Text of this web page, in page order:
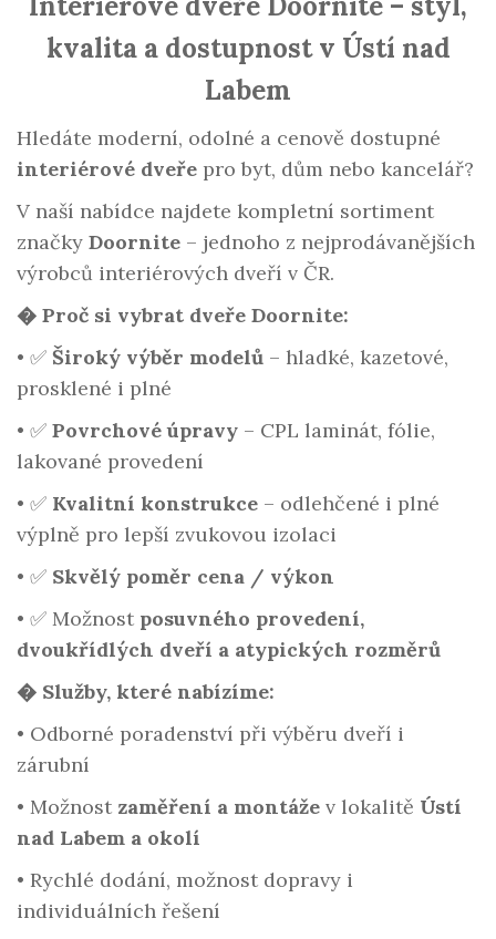
kvalita a dostupnost v Ústí nad
Labem
Hledáte moderní, odolné a cenově dostupné
interiérové dveře pro byt, dům nebo kancelář?
V naší nabídce najdete kompletní sortiment
značky Doornite – jednoho z nejprodávanějších
výrobců interiérových dveří v ČR.
� Proč si vybrat dveře Doornite:
• ✅ Široký výběr modelů – hladké, kazetové,
prosklené i plné
• ✅ Povrchové úpravy – CPL laminát, fólie,
lakované provedení
• ✅ Kvalitní konstrukce – odlehčené i plné
výplně pro lepší zvukovou izolaci
• ✅ Skvělý poměr cena / výkon
• ✅ Možnost posuvného provedení,
dvoukřídlých dveří a atypických rozměrů
�️ Služby, které nabízíme:
• Odborné poradenství při výběru dveří i
zárubní
• Možnost zaměření a montáže v lokalitě Ústí
nad Labem a okolí
• Rychlé dodání, možnost dopravy i
individuálních řešení